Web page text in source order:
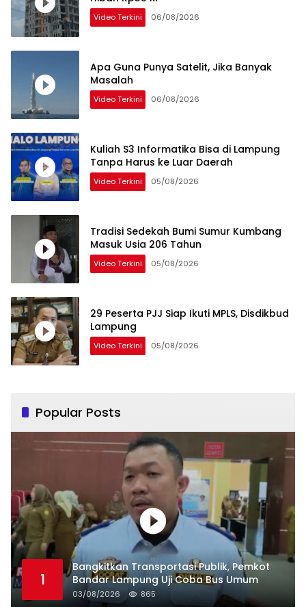
Video Terkini 06/08/2026
Apa Guna Punya Satelit, Jika Banyak
Masalah
Video Terkini 06/08/2026
Kuliah S3 Informatika Bisa di Lampung
Tanpa Harus ke Luar Daerah
Video Terkini 05/08/2026
Tradisi Sedekah Bumi Sumur Kumbang
Masuk Usia 206 Tahun
Video Terkini 05/08/2026
29 Peserta PJJ Siap Ikuti MPLS, Disdikbud
Lampung
Video Terkini 05/08/2026
Popular Posts
1
Bangkitkan Transportasi Publik, Pemkot
Bandar Lampung Uji Coba Bus Umum
03/08/2026 865